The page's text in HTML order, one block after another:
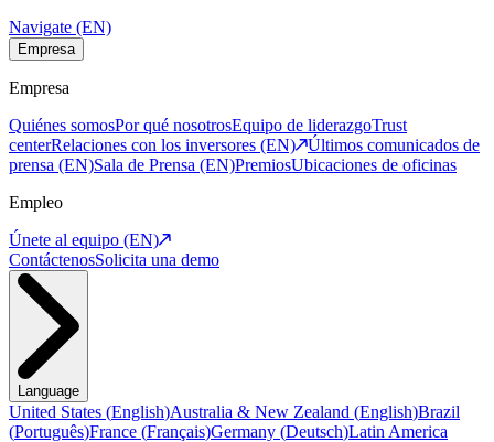
Navigate (EN)
Empresa
Empresa
Quiénes somosPor qué nosotrosEquipo de liderazgoTrust
centerRelaciones con los inversores (EN)
Últimos comunicados de
prensa (EN)Sala de Prensa (EN)PremiosUbicaciones de oficinas
Empleo
Únete al equipo (EN)
ContáctenosSolicita una demo
Language
United States (English)Australia & New Zealand (English)Brazil
(Português)France (Français)Germany (Deutsch)Latin America